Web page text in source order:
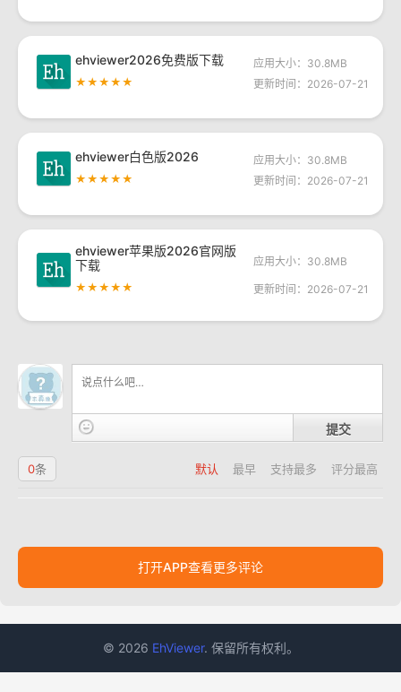
ehviewer2026免费版下载
★★★★★
应用大小：30.8MB
更新时间：2026-07-21
ehviewer白色版2026
★★★★★
应用大小：30.8MB
更新时间：2026-07-21
ehviewer苹果版2026官网版
下载
★★★★★
应用大小：30.8MB
更新时间：2026-07-21
提交
默认 最早 支持最多 评分最高
0条
打开APP查看更多评论
© 2026 EhViewer. 保留所有权利。